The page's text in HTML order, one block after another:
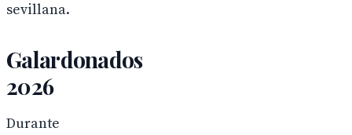
sevillana.
Galardonados
2026
Durante